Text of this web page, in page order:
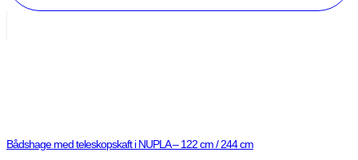
Bådshage med teleskopskaft i NUPLA – 122 cm / 244 cm